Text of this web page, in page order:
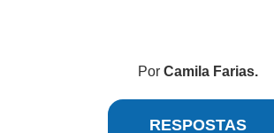
Por Camila Farias.
RESPOSTAS